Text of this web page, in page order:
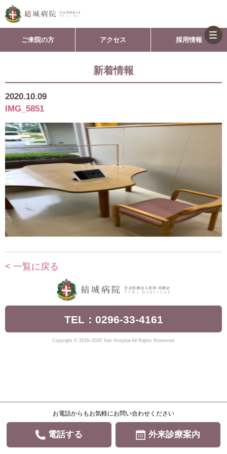
ご来院の方 アクセス 採用情報
新着情報
2020.10.09
IMG_5851
< 一覧に戻る
TEL：0296-33-4161
Copyright © 2016–2026 Yuki Hospital All Rights Reserved.
お電話からもお気軽にお問い合わせください
電話する 外来診療案内